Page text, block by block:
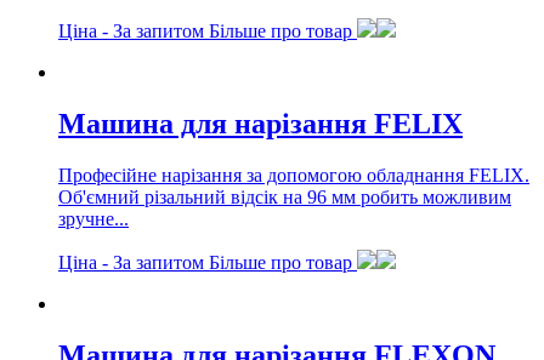
Ціна - За запитом Більше про товар
Машина для нарізання FELIX
Професійне нарізання за допомогою обладнання FELIX.
Об'ємний різальний відсік на 96 мм робить можливим
зручне...
Ціна - За запитом Більше про товар